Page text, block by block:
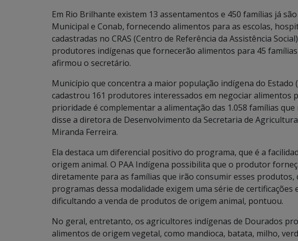
Em Rio Brilhante existem 13 assentamentos e 450 famílias já
Municipal e Conab, fornecendo alimentos para as escolas,
cadastradas no CRAS (Centro de Referência da Assistência
produtores indígenas que fornecerão alimentos para 45
afirmou o secretário.
Município que concentra a maior população indígena do Estado
cadastrou 161 produtores interessados em negociar alimentos
prioridade é complementar a alimentação das 1.058 famílias que
disse a diretora de Desenvolvimento da Secretaria de
Miranda Ferreira.
Ela destaca um diferencial positivo do programa, que é a
origem animal. O PAA Indígena possibilita que o produtor
diretamente para as famílias que irão consumir esses produtos,
programas dessa modalidade exigem uma série de certificações
dificultando a venda de produtos de origem animal, pontuou.
No geral, entretanto, os agricultores indígenas de Dourados
alimentos de origem vegetal, como mandioca, batata, milho,